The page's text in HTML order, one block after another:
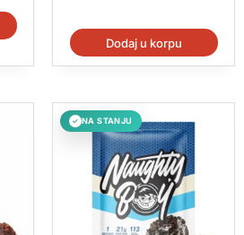
Dodaj u korpu
✓ NA STANJU